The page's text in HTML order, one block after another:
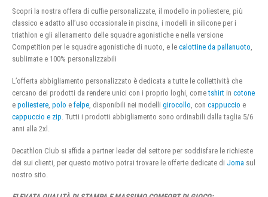
Scopri la nostra offera di cuffie personalizzate, il modello in poliestere, più
classico e adatto all’uso occasionale in piscina, i modelli in silicone per i
triathlon e gli allenamento delle squadre agonistiche e nella versione
Competition per le squadre agonistiche di nuoto, e le calottine da pallanuoto
sublimate e 100% personalizzabili
L’offerta abbigliamento personalizzato è dedicata a tutte le collettività che
cercano dei prodotti da rendere unici con i proprio loghi, cometshirt in cotone
e poliestere polo e felpe , disponibili nei modelli girocollo , con cappuccio e
cappuccio e zip . Tutti i prodotti abbigliamento sono ordinabili dalla taglia 5/6
anni alla 2xl.
Decathlon Club si affida a partner leader del settore per soddisfare le richieste
dei sui clienti, per questo motivo potrai trovare le offerte dedicate di Joma sul
nostro sito.